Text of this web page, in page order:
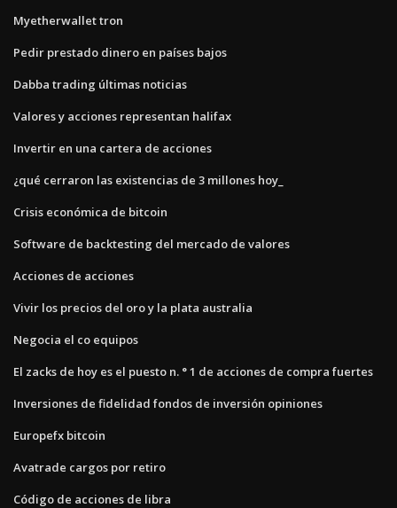
Myetherwallet tron
Pedir prestado dinero en países bajos
Dabba trading últimas noticias
Valores y acciones representan halifax
Invertir en una cartera de acciones
¿qué cerraron las existencias de 3 millones hoy_
Crisis económica de bitcoin
Software de backtesting del mercado de valores
Acciones de acciones
Vivir los precios del oro y la plata australia
Negocia el co equipos
El zacks de hoy es el puesto n. ° 1 de acciones de compra fuertes
Inversiones de fidelidad fondos de inversión opiniones
Europefx bitcoin
Avatrade cargos por retiro
Código de acciones de libra